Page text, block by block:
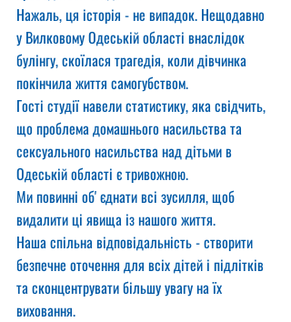
Нажаль, ця історія - не випадок. Нещодавно
у Вилковому Одеській області внаслідок
булінгу, скоїлася трагедія, коли дівчинка
покінчила життя самогубством.
Гості студії навели статистику, яка свідчить,
що проблема домашнього насильства та
сексуального насильства над дітьми в
Одеській області є тривожною.
Ми повинні обʼєднати всі зусилля, щоб
видалити ці явища із нашого життя.
Наша спільна відповідальність - створити
безпечне оточення для всіх дітей і підлітків
та сконцентрувати більшу увагу на їх
виховання.